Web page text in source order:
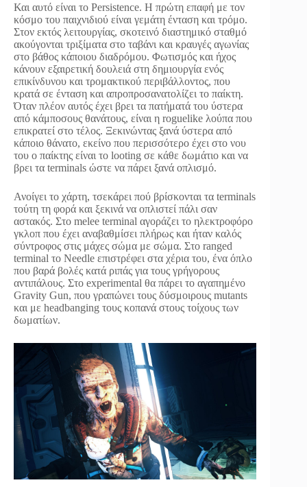
Και αυτό είναι το Persistence. Η πρώτη επαφή με τον
κόσμο του παιχνιδιού είναι γεμάτη ένταση και τρόμο.
Στον εκτός λειτουργίας, σκοτεινό διαστημικό σταθμό
ακούγονται τριξίματα στο ταβάνι και κραυγές αγωνίας
στο βάθος κάποιου διαδρόμου. Φωτισμός και ήχος
κάνουν εξαιρετική δουλειά στη δημιουργία ενός
επικίνδυνου και τρομακτικού περιβάλλοντος, που
κρατά σε ένταση και απροπροσανατολίζει το παίκτη.
Όταν πλέον αυτός έχει βρει τα πατήματά του ύστερα
από κάμποσους θανάτους, είναι η roguelike λούπα που
επικρατεί στο τέλος. Ξεκινώντας ξανά ύστερα από
κάποιο θάνατο, εκείνο που περισσότερο έχει στο νου
του ο παίκτης είναι το looting σε κάθε δωμάτιο και να
βρει τα terminals ώστε να πάρει ξανά οπλισμό.
Ανοίγει το χάρτη, τσεκάρει πού βρίσκονται τα terminals
τούτη τη φορά και ξεκινά να οπλιστεί πάλι σαν
αστακός. Στο melee terminal αγοράζει το ηλεκτροφόρο
γκλοπ που έχει αναβαθμίσει πλήρως και ήταν καλός
σύντροφος στις μάχες σώμα με σώμα. Στο ranged
terminal το Needle επιστρέφει στα χέρια του, ένα όπλο
που βαρά βολές κατά ριπάς για τους γρήγορους
αντιπάλους. Στo experimental θα πάρει το αγαπημένο
Gravity Gun, που γραπώνει τους δύσμοιρους mutants
και με headbanging τους κοπανά στους τοίχους των
δωματίων.